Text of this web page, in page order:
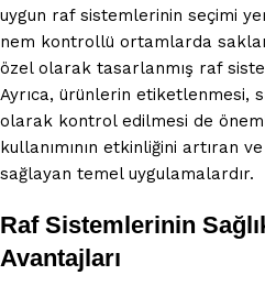
uygun raf sistemlerinin seçimi
nem kontrollü ortamlarda
özel olarak tasarlanmış raf
Ayrıca, ürünlerin etiketlenmesi,
olarak kontrol edilmesi de
kullanımının etkinliğini artıran
sağlayan temel uygulamalardır.
Raf Sistemlerinin
Avantajları